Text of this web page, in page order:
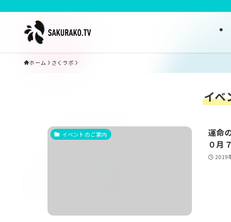
ホーム さくラボ
イベ
イベントのご案内
運命
０月
2019